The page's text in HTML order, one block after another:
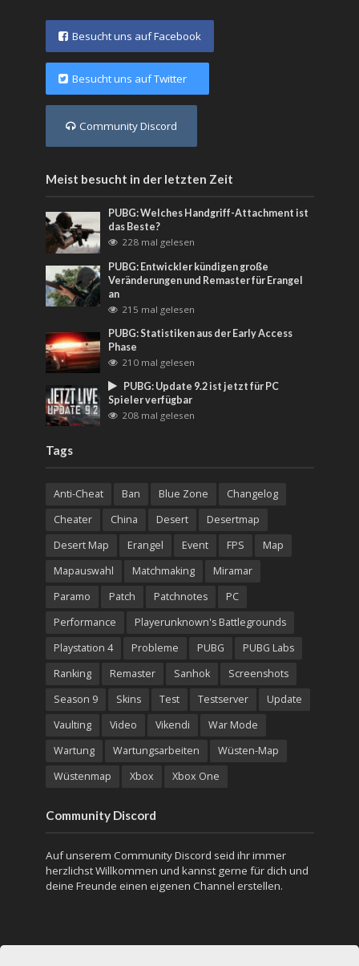
Besucht uns auf Facebook
Besucht uns auf Twitter
Community Discord
Meist besucht in der letzten Zeit
PUBG: Welches Handgriff-Attachment ist
das Beste?
228 mal gelesen
PUBG: Entwickler kündigen große
Veränderungen und Remaster für Erangel
an
215 mal gelesen
PUBG: Statistiken aus der Early Access
Phase
210 mal gelesen
PUBG: Update 9.2 ist jetzt für PC
Spieler verfügbar
208 mal gelesen
Tags
Anti-Cheat Ban Blue Zone
Changelog
Cheater
China Desert
Desertmap
Desert Map
Erangel Event FPS
Map
Mapauswahl
Matchmaking
Miramar
Paramo
Patch Patchnotes
PC
Performance
Playerunknown's Battlegrounds
Playstation 4
Probleme PUBG
PUBG Labs
Ranking
Remaster Sanhok
Screenshots
Season 9
Skins Test Testserver
Update
Vaulting
Video Vikendi
War Mode
Wartung
Wartungsarbeiten
Wüsten-Map
Wüstenmap
Xbox Xbox One
Community Discord
Auf unserem Community Discord seid ihr immer
herzlichst Willkommen und kannst gerne für dich und
deine Freunde einen eigenen Channel erstellen.